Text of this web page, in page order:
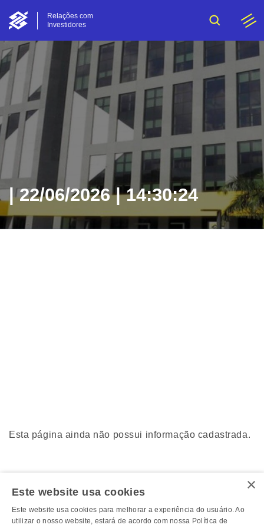
Relações com
Investidores
| 22/06/2026 | 14:30:24
Esta página ainda não possui informação cadastrada.
×
Este website usa cookies
Este website usa cookies para melhorar a experiência do usuário. Ao
utilizar o nosso website, estará de acordo com nossa Política de